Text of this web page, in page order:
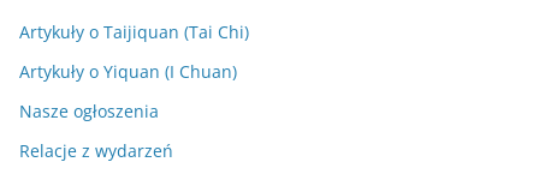
Artykuły o Taijiquan (Tai Chi)
Artykuły o Yiquan (I Chuan)
Nasze ogłoszenia
Relacje z wydarzeń